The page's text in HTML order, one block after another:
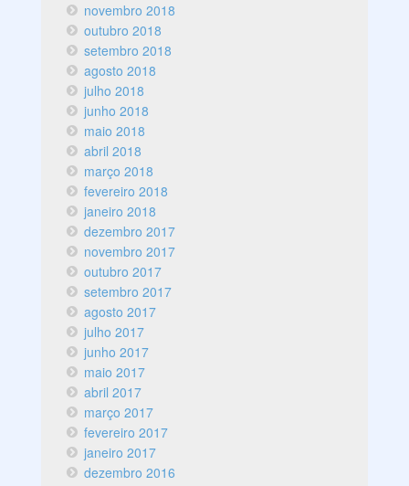
novembro 2018
outubro 2018
setembro 2018
agosto 2018
julho 2018
junho 2018
maio 2018
abril 2018
março 2018
fevereiro 2018
janeiro 2018
dezembro 2017
novembro 2017
outubro 2017
setembro 2017
agosto 2017
julho 2017
junho 2017
maio 2017
abril 2017
março 2017
fevereiro 2017
janeiro 2017
dezembro 2016